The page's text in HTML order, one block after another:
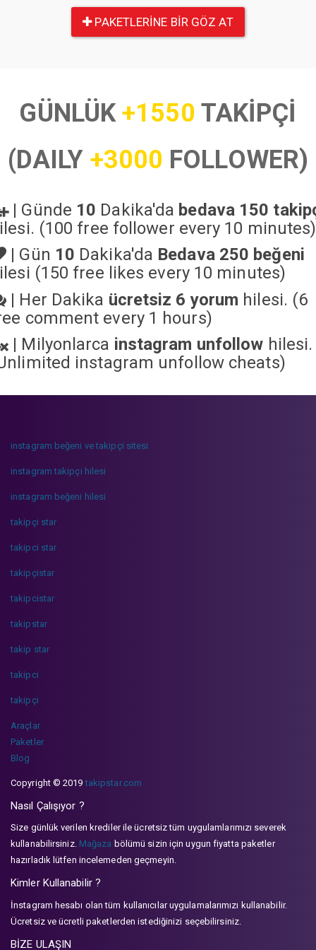
PAKETLERINE BIR GÖZ AT
GÜNLÜK+1550 TAKİPÇİ
(DAILY +3000 FOLLOWER)
| Günde 10 Dakika'da bedava 150
(100 free follower every 10 minutes)
| Gün 10 Dakika'da Bedava 250 beğeni
(150 free likes every 10 minutes)
| Her Dakika ücretsiz 6 yorum hilesi. (6
comment every 1 hours)
| Milyonlarca instagram unfollow hilesi.
instagram unfollow cheats)
instagram beğeni ve takipçi sitesi
instagram takipçi hilesi
instagram beğeni hilesi
takipçi star
takipci star
takipçistar
takipcistar
takipstar
takip star
takipci
takipçi
Araçlar
Paketler
Blog
Copyright © 2019takipstar.com
Nasıl Çalışıyor ?
Size günlük verilen krediler ile ücretsiz tüm uygulamlarımızı severek
kullanabilirsiniz. Mağaza bölümü sizin için uygun fiyatta paketler
hazırladık lütfen incelemeden geçmeyin.
Kimler Kullanabilir ?
İnstagram hesabı olan tüm kullanıcılar uygulamalarımızı kullanabilir.
Ücretsiz ve ücretli paketlerden istediğinizi seçebilirsiniz.
BİZE ULAŞIN